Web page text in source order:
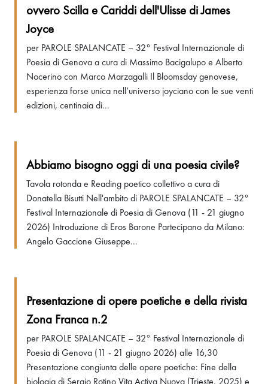
ovvero Scilla e Cariddi dell'Ulisse di James
Joyce
per PAROLE SPALANCATE – 32° Festival Internazionale di
Poesia di Genova a cura di Massimo Bacigalupo e Alberto
Nocerino con Marco Marzagalli Il Bloomsday genovese,
esperienza forse unica nell’universo joyciano con le sue venti
edizioni, centinaia di...
Abbiamo bisogno oggi di una poesia civile?
Tavola rotonda e Reading poetico collettivo a cura di
Donatella Bisutti Nell'ambito di PAROLE SPALANCATE – 32°
Festival Internazionale di Poesia di Genova (11 - 21 giugno
2026) Introduzione di Eros Barone Partecipano da Milano:
Angelo Gaccione Giuseppe...
Presentazione di opere poetiche e della rivista
Zona Franca n.2
per PAROLE SPALANCATE – 32° Festival Internazionale di
Poesia di Genova (11 - 21 giugno 2026) alle 16,30
Presentazione congiunta delle opere poetiche: Fine della
biologia di Sergio Rotino Vita Activa Nuova (Trieste, 2025) e